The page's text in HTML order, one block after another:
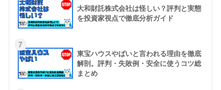
大和財託株式会社は怪しい？評判と実態
を投資家視点で徹底分析ガイド
7
東宝ハウスやばいと言われる理由を徹底
解剖。評判・失敗例・安全に使うコツ総
まとめ